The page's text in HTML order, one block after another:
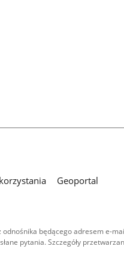
Geoportal
będącego adresem e-
pytania. Szczegóły